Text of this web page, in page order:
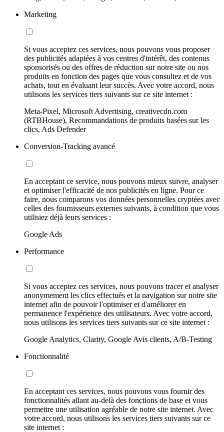
Marketing
Si vous acceptez ces services, nous pouvons vous proposer
des publicités adaptées à vos centres d'intérêt, des contenus
sponsorisés ou des offres de réduction sur notre site ou nos
produits en fonction des pages que vous consultez et de vos
achats, tout en évaluant leur succès. Avec votre accord, nous
utilisons les services tiers suivants sur ce site internet :
Meta-Pixel, Microsoft Advertising, creativecdn.com
(RTBHouse), Recommandations de produits basées sur les
clics, Ads Defender
Conversion-Tracking avancé
En acceptant ce service, nous pouvons mieux suivre, analyser
et optimiser l'efficacité de nos publicités en ligne. Pour ce
faire, nous comparons vos données personnelles cryptées avec
celles des fournisseurs externes suivants, à condition que vous
utilisiez déjà leurs services :
Google Ads
Performance
Si vous acceptez ces services, nous pouvons tracer et analyser
anonymement les clics effectués et la navigation sur notre site
internet afin de pouvoir l'optimiser et d'améliorer en
permanence l'expérience des utilisateurs. Avec votre accord,
nous utilisons les services tiers suivants sur ce site internet :
Google Analytics, Clarity, Google Avis clients, A/B-Testing
Fonctionnalité
En acceptant ces services, nous pouvons vous fournir des
fonctionnalités allant au-delà des fonctions de base et vous
permettre une utilisation agréable de notre site internet. Avec
votre accord, nous utilisons les services tiers suivants sur ce
site internet :